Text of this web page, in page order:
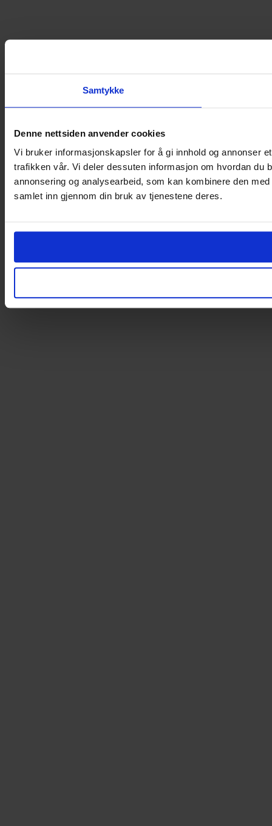
Samtykke
Denne nettsiden anvender cookies
Vi bruker informasjonskapsler for å gi innhold og annonser
trafikken vår. Vi deler dessuten informasjon om hvordan du
annonsering og analysearbeid, som kan kombinere den
samlet inn gjennom din bruk av tjenestene deres.